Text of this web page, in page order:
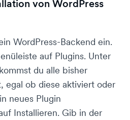
von WordPress
WordPress-Backend ein.
auf Plugins. Unter
du alle bisher
egal ob diese aktiviert oder
neues Plugin
Installieren. Gib in der